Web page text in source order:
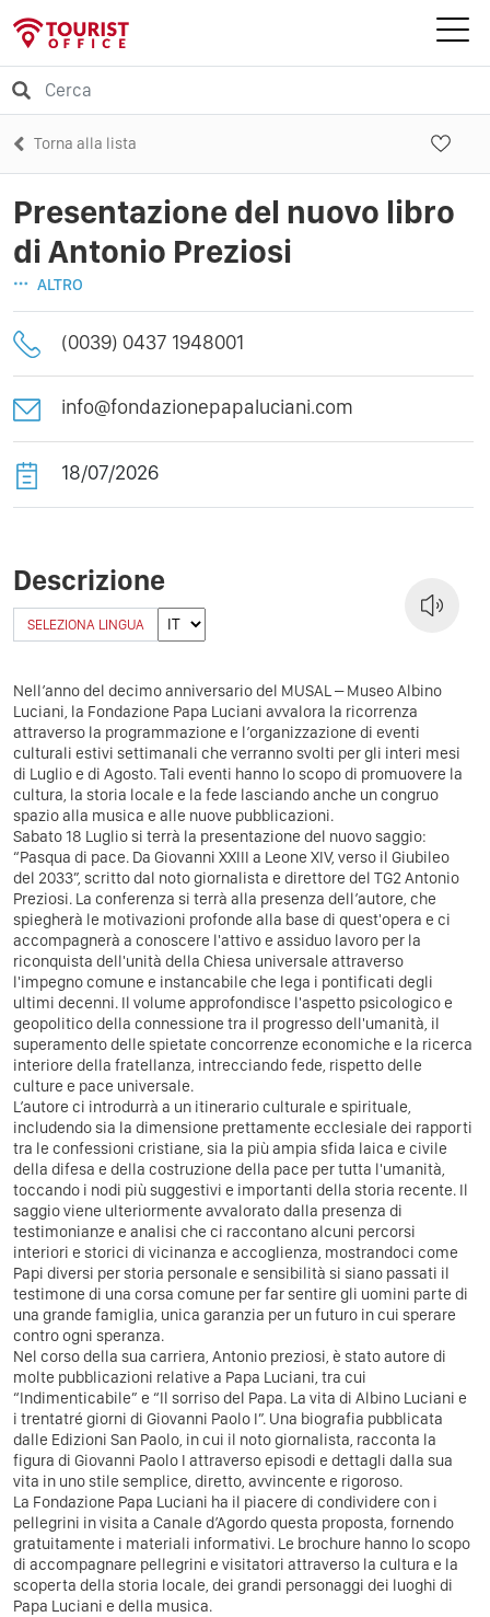
Torna alla lista
Presentazione del nuovo libro
di Antonio Preziosi
ALTRO
(0039) 0437 1948001
info@fondazionepapaluciani.com
18/07/2026
Descrizione
SELEZIONA LINGUA
Nell’anno del decimo anniversario del MUSAL – Museo Albino
Luciani, la Fondazione Papa Luciani avvalora la ricorrenza
attraverso la programmazione e l’organizzazione di eventi
culturali estivi settimanali che verranno svolti per gli interi mesi
di Luglio e di Agosto. Tali eventi hanno lo scopo di promuovere la
cultura, la storia locale e la fede lasciando anche un congruo
spazio alla musica e alle nuove pubblicazioni.
Sabato 18 Luglio si terrà la presentazione del nuovo saggio:
“Pasqua di pace. Da Giovanni XXIII a Leone XIV, verso il Giubileo
del 2033”, scritto dal noto giornalista e direttore del TG2 Antonio
Preziosi. La conferenza si terrà alla presenza dell’autore, che
spiegherà le motivazioni profonde alla base di quest'opera e ci
accompagnerà a conoscere l'attivo e assiduo lavoro per la
riconquista dell'unità della Chiesa universale attraverso
l'impegno comune e instancabile che lega i pontificati degli
ultimi decenni. Il volume approfondisce l'aspetto psicologico e
geopolitico della connessione tra il progresso dell'umanità, il
superamento delle spietate concorrenze economiche e la ricerca
interiore della fratellanza, intrecciando fede, rispetto delle
culture e pace universale.
L’autore ci introdurrà a un itinerario culturale e spirituale,
includendo sia la dimensione prettamente ecclesiale dei rapporti
tra le confessioni cristiane, sia la più ampia sfida laica e civile
della difesa e della costruzione della pace per tutta l'umanità,
toccando i nodi più suggestivi e importanti della storia recente. Il
saggio viene ulteriormente avvalorato dalla presenza di
testimonianze e analisi che ci raccontano alcuni percorsi
interiori e storici di vicinanza e accoglienza, mostrandoci come
Papi diversi per storia personale e sensibilità si siano passati il
testimone di una corsa comune per far sentire gli uomini parte di
una grande famiglia, unica garanzia per un futuro in cui sperare
contro ogni speranza.
Nel corso della sua carriera, Antonio preziosi, è stato autore di
molte pubblicazioni relative a Papa Luciani, tra cui
“Indimenticabile” e “Il sorriso del Papa. La vita di Albino Luciani e
i trentatré giorni di Giovanni Paolo I”. Una biografia pubblicata
dalle Edizioni San Paolo, in cui il noto giornalista, racconta la
figura di Giovanni Paolo I attraverso episodi e dettagli dalla sua
vita in uno stile semplice, diretto, avvincente e rigoroso.
La Fondazione Papa Luciani ha il piacere di condividere con i
pellegrini in visita a Canale d’Agordo questa proposta, fornendo
gratuitamente i materiali informativi. Le brochure hanno lo scopo
di accompagnare pellegrini e visitatori attraverso la cultura e la
scoperta della storia locale, dei grandi personaggi dei luoghi di
Papa Luciani e della musica.